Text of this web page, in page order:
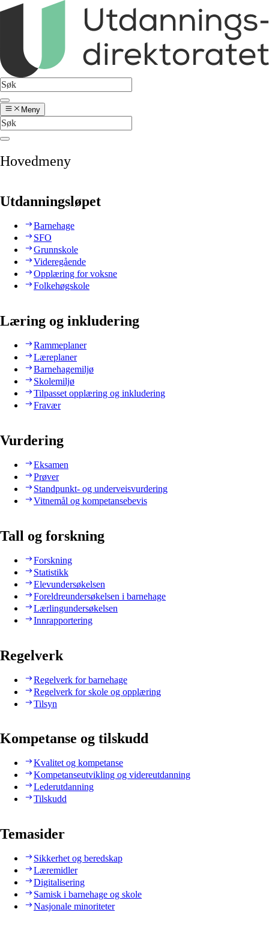
Meny
Hovedmeny
Utdanningsløpet
Barnehage
SFO
Grunnskole
Videregående
Opplæring for voksne
Folkehøgskole
Læring og inkludering
Rammeplaner
Læreplaner
Barnehagemiljø
Skolemiljø
Tilpasset opplæring og inkludering
Fravær
Vurdering
Eksamen
Prøver
Standpunkt- og underveisvurdering
Vitnemål og kompetansebevis
Tall og forskning
Forskning
Statistikk
Elevundersøkelsen
Foreldreundersøkelsen i barnehage
Lærlingundersøkelsen
Innrapportering
Regelverk
Regelverk for barnehage
Regelverk for skole og opplæring
Tilsyn
Kompetanse og tilskudd
Kvalitet og kompetanse
Kompetanseutvikling og videreutdanning
Lederutdanning
Tilskudd
Temasider
Sikkerhet og beredskap
Læremidler
Digitalisering
Samisk i barnehage og skole
Nasjonale minoriteter